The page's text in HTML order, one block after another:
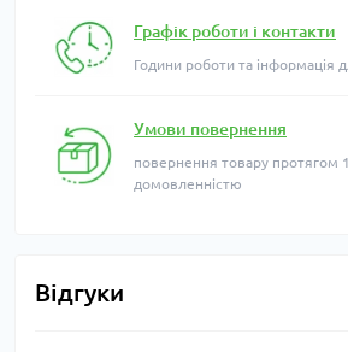
Графік роботи і контакти
Години роботи та інформація
Умови повернення
повернення товару протягом
домовленністю
Відгуки